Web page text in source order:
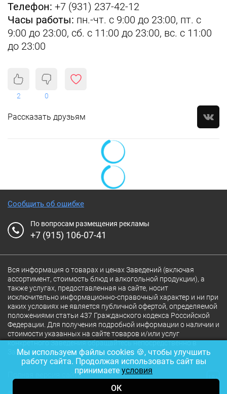
Телефон: +7 (931) 237-42-12
Часы работы: пн.-чт. с 9:00 до 23:00, пт. с
9:00 до 23:00, сб. с 11:00 до 23:00, вс. с 11:00
до 23:00
2 0
Рассказать друзьям
Сообщить об ошибке
По вопросам размещения рекламы
+7 (915) 106-07-41
Вся информация о товарах и ценах Заведений (включая
ассортимент, стоимость блюд и алкогольной продукции), а
также услугах, предоставленная на сайте, носит
исключительно информационно-справочный характер и ни при
каких условиях не является публичной офертой, определяемой
положениями статьи 437 Гражданского кодекса Российской
Федерации. Для получения подробной информации о наличии и
стоимости указанных на сайте товаров и/или услуг
конкретного Заведения обращайтесь непосредственно в
Заведение.
Полная версия сайта 18+
Мы используем файлы cookies 🍪, чтобы улучшить
работу сайта. Продолжая использовать сайт вы
принимаете условия
ОК